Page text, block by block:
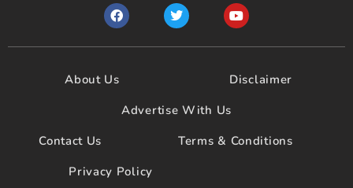
F
a
e
o
T
w
t
Y
o
t
b
e
About Us
Disclaimer
Advertise With Us
Contact Us
Terms & Conditions
Privacy Policy